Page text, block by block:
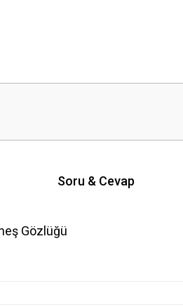
Soru & Cevap
Gözlüğü